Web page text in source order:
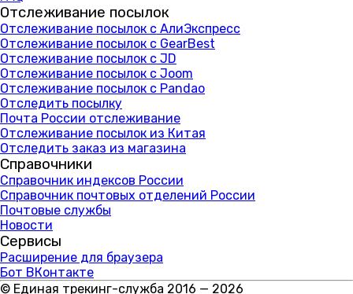
Отслеживание посылок
Отслеживание посылок с АлиЭкспресс
Отслеживание посылок с GearBest
Отслеживание посылок с JD
Отслеживание посылок с Joom
Отслеживание посылок с Pandao
Отследить посылку
Почта России отслеживание
Отслеживание посылок из Китая
Отследить заказ из магазина
Справочники
Справочник индексов России
Справочник почтовых отделений России
Почтовые службы
Новости
Сервисы
Расширение для браузера
Бот ВКонтакте
© Единая трекинг-служба 2016 — 2026